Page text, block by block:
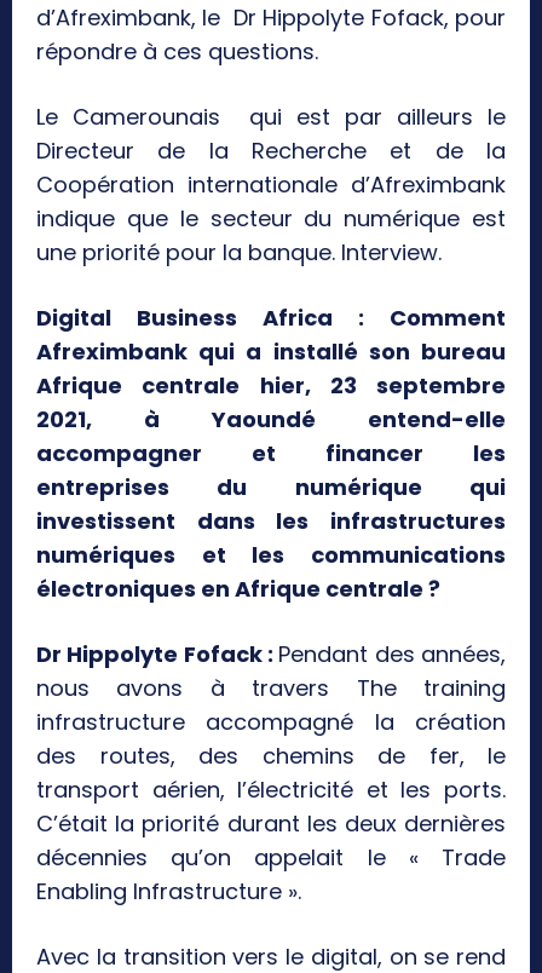
d’Afreximbank, le Dr Hippolyte Fofack, pour
répondre à ces questions.
Le Camerounais qui est par ailleurs le
Directeur de la Recherche et de la
Coopération internationale d’Afreximbank
indique que le secteur du numérique est
une priorité pour la banque. Interview.
Digital Business Africa : Comment
Afreximbank qui a installé son bureau
Afrique centrale hier, 23 septembre
2021, à Yaoundé entend-elle
accompagner et financer les
entreprises du numérique qui
investissent dans les infrastructures
numériques et les communications
électroniques en Afrique centrale ?
Dr Hippolyte Fofack : Pendant des années,
nous avons à travers The training
infrastructure accompagné la création
des routes, des chemins de fer, le
transport aérien, l’électricité et les ports.
C’était la priorité durant les deux dernières
décennies qu’on appelait le « Trade
Enabling Infrastructure ».
Avec la transition vers le digital, on se rend